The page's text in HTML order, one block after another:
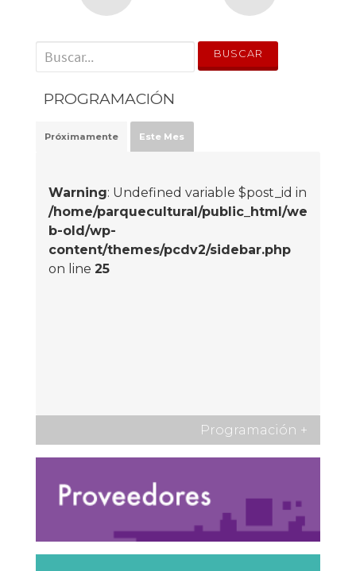
' . __('Search for:') . '
PROGRAMACIÓN
Próximamente Este Mes
Warning: Undefined variable $post_id in
/home/parquecultural/public_html/we
b-old/wp-
content/themes/pcdv2/sidebar.php
on line 25
Programación +